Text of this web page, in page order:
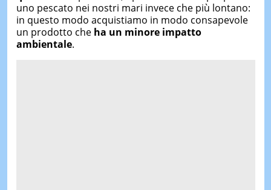
uno pescato nei nostri mari invece che più lontano:
in questo modo acquistiamo in modo consapevole
un prodotto che ha un minore impatto
ambientale.